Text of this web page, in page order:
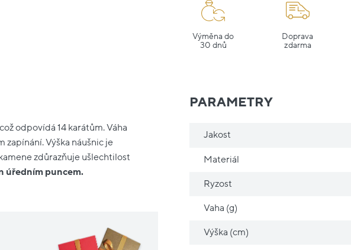
Výměna do
30 dnů
Doprava
zdarma
odpovídá 14 karátům. Váha
Výška náušnic je
zdůrazňuje ušlechtilost
úředním puncem.
PARAMETRY
Jakost
Materiál
Ryzost
Vaha (g)
Výška (cm)